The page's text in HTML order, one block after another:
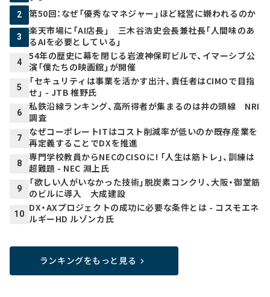
2 第50回：なぜ「優秀なマネジャー」ほど経営に嫌われるのか
3
楽天市場に「AI店長」 三木谷浩史会長兼社長「人間味のあ
るAIを必要としている」
4
54年の歴史に幕を閉じる岩波神保町ビルで、イマーシブ公
演「僕たちの映画館」が開催
5
「セキュリティは事業を活かす出汁、責任者はCIMOで目指
せ」 - JTB 椎野氏
6
私鉄沿線ランキング、高所得者が集まるのは井の頭線 NRI
調査
7
なぜコーポレートITはコスト削減率が低いのか――既存産業を
再定義することでDXを推進
8
専門学校教員からNECのCISOに! 「人生は筋トレ」、訓練は
超難題 - NEC 淵上氏
9
「欲しい人がいなかった技術」脱炭素コンクリ、大阪・御堂筋
のビルに導入 大成建設
10
DX・AXプロジェクトの成功に必要な条件とは - コスモエネ
ルギーHD ルゾンカ氏
ランキングをもっと見る